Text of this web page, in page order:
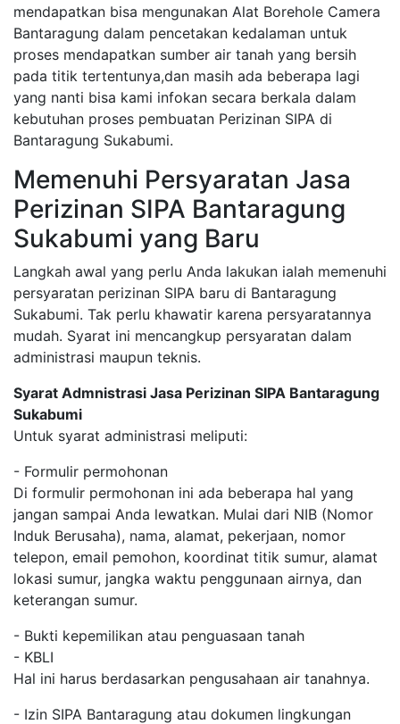
mendapatkan bisa mengunakan Alat Borehole Camera
Bantaragung dalam pencetakan kedalaman untuk
proses mendapatkan sumber air tanah yang bersih
pada titik tertentunya,dan masih ada beberapa lagi
yang nanti bisa kami infokan secara berkala dalam
kebutuhan proses pembuatan Perizinan SIPA di
Bantaragung Sukabumi.
Memenuhi Persyaratan Jasa
Perizinan SIPA Bantaragung
Sukabumi yang Baru
Langkah awal yang perlu Anda lakukan ialah memenuhi
persyaratan perizinan SIPA baru di Bantaragung
Sukabumi. Tak perlu khawatir karena persyaratannya
mudah. Syarat ini mencangkup persyaratan dalam
administrasi maupun teknis.
Syarat Admnistrasi Jasa Perizinan SIPA Bantaragung
Sukabumi
Untuk syarat administrasi meliputi:
- Formulir permohonan
Di formulir permohonan ini ada beberapa hal yang
jangan sampai Anda lewatkan. Mulai dari NIB (Nomor
Induk Berusaha), nama, alamat, pekerjaan, nomor
telepon, email pemohon, koordinat titik sumur, alamat
lokasi sumur, jangka waktu penggunaan airnya, dan
keterangan sumur.
- Bukti kepemilikan atau penguasaan tanah
- KBLI
Hal ini harus berdasarkan pengusahaan air tanahnya.
- Izin SIPA Bantaragung atau dokumen lingkungan